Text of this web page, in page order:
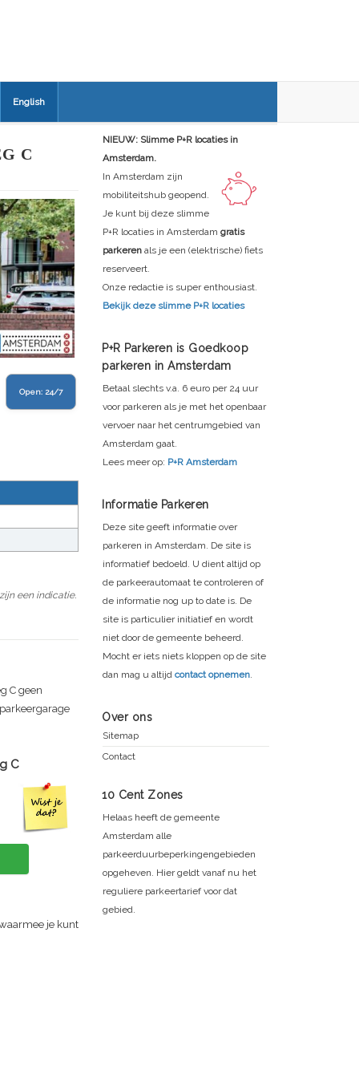
English
C
Open: 24/7
een indicatie.
C geen
C
je kunt
NIEUW: Slimme P+R locaties in
Amsterdam.
In Amsterdam zijn
mobiliteitshub geopend.
Je kunt bij deze slimme
P+R locaties in Amsterdam gratis
parkeren als je een (elektrische) fiets
reserveert.
Onze redactie is super enthousiast.
Bekijk deze slimme P+R locaties
P+R Parkeren is Goedkoop
parkeren in Amsterdam
Betaal slechts v.a. 6 euro per 24 uur
voor parkeren als je met het openbaar
vervoer naar het centrumgebied van
Amsterdam gaat.
Lees meer op: P+R Amsterdam
Informatie Parkeren
Deze site geeft informatie over
parkeren in Amsterdam. De site is
informatief bedoeld. U dient altijd op
de parkeerautomaat te controleren of
de informatie nog up to date is. De
site is particulier initiatief en wordt
niet door de gemeente beheerd.
Mocht er iets niets kloppen op de site
dan mag u altijd contact opnemen.
Over ons
Sitemap
Contact
10 Cent Zones
Helaas heeft de gemeente
Amsterdam alle
parkeerduurbeperkingengebieden
opgeheven. Hier geldt vanaf nu het
reguliere parkeertarief voor dat
gebied.